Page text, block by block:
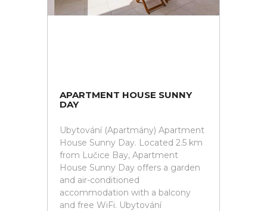
APARTMENT HOUSE SUNNY
DAY
Ubytování (Apartmány) Apartment
House Sunny Day. Located 2.5 km
from Lučice Bay, Apartment
House Sunny Day offers a garden
and air-conditioned
accommodation with a balcony
and free WiFi. Ubytování